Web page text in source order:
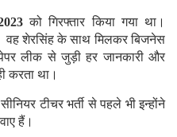
को गिरफ्तार किया गया था।
वह शेरसिंह के साथ मिलकर बिजनेस
लीक से जुड़ी हर जानकारी और
करता था।
टीचर भर्ती से पहले भी इन्होंने
हैं।